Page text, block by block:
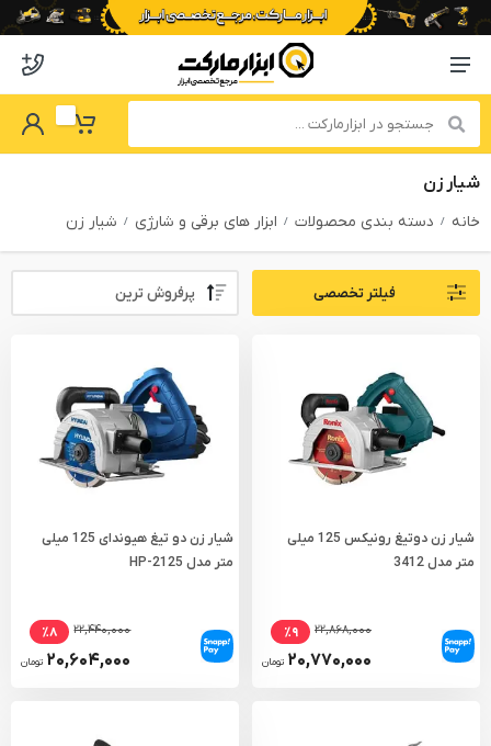
Menu Navigation
My Basket
Password
شیار زن
خانه دسته بندی محصولات ابزار های برقی و شارژی شیار زن
PRODUCTS FILTERفیلتر تخصصی
شیار زن دوتیغ رونیکس 125 میلی
متر مدل 3412
۲۲,۸۶۸,۰۰۰ ٪۹
۲۰,۷۷۰,۰۰۰ تومان
شیار زن دو تیغ هیوندای 125 میلی
متر مدل HP-2125
۲۲,۴۴۰,۰۰۰ ٪۸
۲۰,۶۰۴,۰۰۰ تومان